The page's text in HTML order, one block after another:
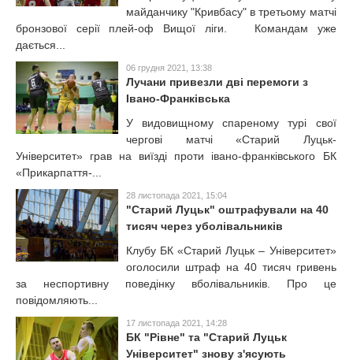
майданчику "Кривбасу" в третьому матчі
бронзової серії плей-оф Вищої ліги. Командам уже
дається...
06 грудня 2021, 13:38
Лучани привезли дві перемоги з
Івано-Франківська
У видовищному спареному турі свої
чергові матчі «Старий Луцьк-
Університет» грав на виїзді проти івано-франківського БК
«Прикарпаття-...
28 листопада 2021, 15:04
"Старий Луцьк" оштрафували на 40
тисяч через уболівальників
Клубу БК «Старий Луцьк – Університет»
оголосили штраф на 40 тисяч гривень
за неспортивну поведінку вболівальників. Про це
повідомляють...
17 листопада 2021, 14:28
БК "Рівне" та "Старий Луцьк
Університет" знову з'ясують